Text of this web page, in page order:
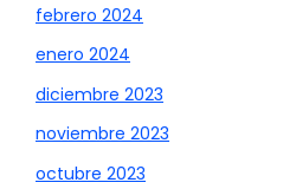
febrero 2024
enero 2024
diciembre 2023
noviembre 2023
octubre 2023